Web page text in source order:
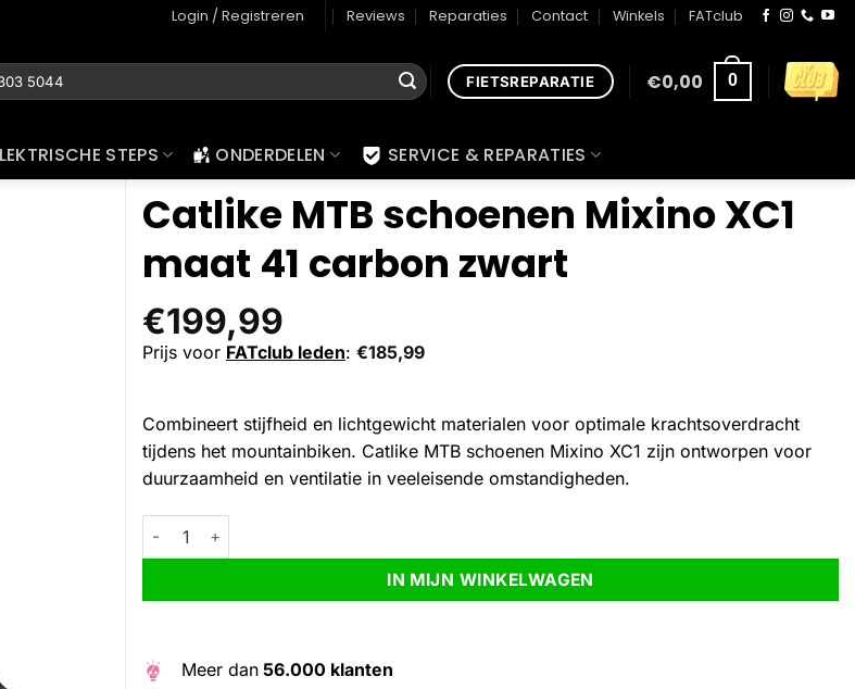
Login / Registreren Reviews Reparaties Contact Winkels FATclub
FIETSREPARATIE €0,00 0
STEPS ONDERDELEN SERVICE & REPARATIES
Catlike MTB schoenen Mixino XC1
maat 41 carbon zwart
€199,99
Prijs voor FATclub leden: €185,99
Combineert stijfheid en lichtgewicht materialen voor optimale krachtsoverdracht
tijdens het mountainbiken. Catlike MTB schoenen Mixino XC1 zijn ontworpen voor
duurzaamheid en ventilatie in veeleisende omstandigheden.
Catlike MTB schoenen Mixino XC1 maat 41 carbon zwart aantal
IN MIJN WINKELWAGEN
Alternative:
Meer dan 56.000 klanten